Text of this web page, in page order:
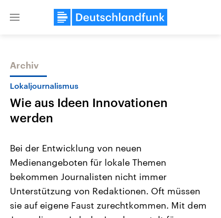
Close
Themen
Landtagswahl Sachsen-Anhalt
2026
Alle Informationen
Sachsen-Anhalt wählt am 6.
September 2026 einen neuen
Landtag. Seit 2021 wird das
USA
Aktuelle Beiträge,
Hintergründe
Wirtschaftlich und
gehören die Vereinigten
den mächtigsten Ländern
Archiv
Lokaljournalismus
Wie aus Ideen Innovationen
werden
Bei der Entwicklung von neuen
Medienangeboten für lokale Themen
bekommen Journalisten nicht immer
Unterstützung von Redaktionen. Oft müssen
sie auf eigene Faust zurechtkommen. Mit dem